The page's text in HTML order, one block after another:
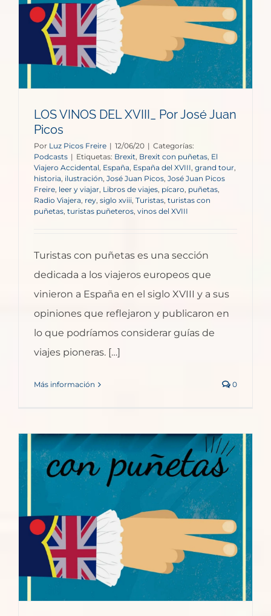
LOS VINOS DEL XVIII_ Por José Juan
Picos
Por Luz Picos Freire | 12/06/20 | Categorías:
Podcasts | Etiquetas: Brexit, Brexit con puñetas, El
Viajero Accidental, España, España del XVIII, grand tour,
historia, ilustración, José Juan Picos, José Juan Picos
Freire, leer y viajar, Libros de viajes, pícaro, puñetas,
Radio Viajera, rey, siglo xviii, Turistas, turistas con
puñetas, turistas puñeteros, vinos del XVIII
Turistas con puñetas es una sección
dedicada a los viajeros europeos que
vinieron a España en el siglo XVIII y a sus
opiniones que reflejaron y publicaron en
lo que podríamos considerar guías de
viajes pioneras. […]
Más información 0